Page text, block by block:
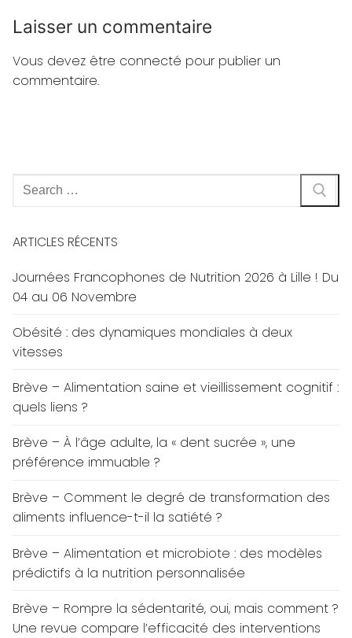
Laisser un commentaire
Vous devez être connecté pour publier un
commentaire.
Rechercher
:
ARTICLES RÉCENTS
Journées Francophones de Nutrition 2026 à Lille ! Du
04 au 06 Novembre
Obésité : des dynamiques mondiales à deux
vitesses
Brève – Alimentation saine et vieillissement cognitif :
quels liens ?
Brève – À l’âge adulte, la « dent sucrée », une
préférence immuable ?
Brève – Comment le degré de transformation des
aliments influence-t-il la satiété ?
Brève – Alimentation et microbiote : des modèles
prédictifs à la nutrition personnalisée
Brève – Rompre la sédentarité, oui, mais comment ?
Une revue compare l’efficacité des interventions